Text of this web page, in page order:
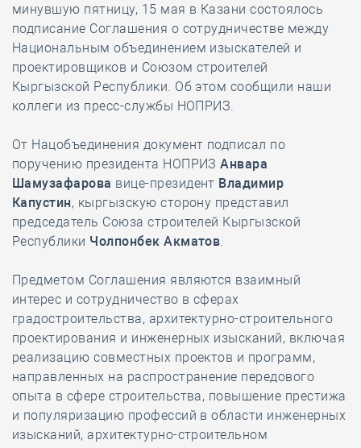
минувшую пятницу, 15 мая в Казани состоялось
подписание Соглашения о сотрудничестве между
Национальным объединением изыскателей и
проектировщиков и Союзом строителей
Кыргызской Республики. Об этом сообщили наши
коллеги из пресс-службы НОПРИЗ.
От Нацобъединения документ подписал по
поручению президента НОПРИЗАнвара
Шамузафарова вице-президент Владимир
Капустин, кыргызскую сторону представил
председатель Союза строителей Кыргызской
Республики Чолпонбек Акматов
Предметом Соглашения являются взаимный
интерес и сотрудничество в сферах
градостроительства, архитектурно-строительного
проектирования и инженерных изысканий, включая
реализацию совместных проектов и программ,
направленных на распространение передового
опыта в сфере строительства, повышение престижа
и популяризацию профессий в области инженерных
изысканий, архитектурно-строительном